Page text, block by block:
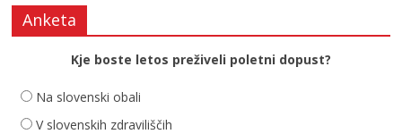
Anketa
Kje boste letos preživeli poletni dopust?
Na slovenski obali
V slovenskih zdraviliščih